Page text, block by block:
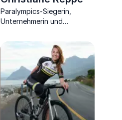
Paralympics-Siegerin,
Unternehmerin und
Inklusion und Wandel